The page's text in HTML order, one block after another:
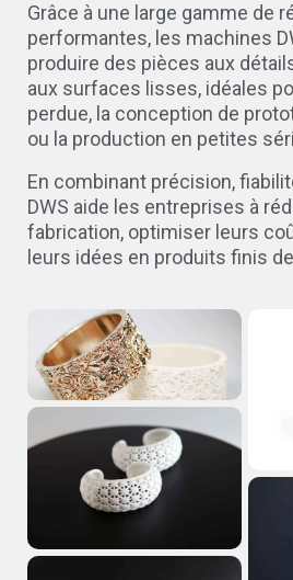
Grâce à une large gamme de
performantes, les machines
produire des pièces aux
aux surfaces lisses, idéales
perdue, la conception de
ou la production en petites
En combinant précision,
DWS aide les entreprises à
fabrication, optimiser leurs
leurs idées en produits finis